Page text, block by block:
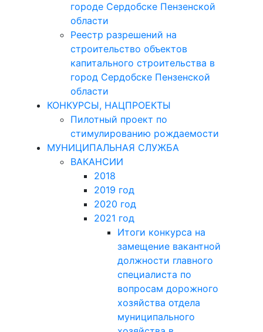
городе Сердобске Пензенской
области
Реестр разрешений на
строительство объектов
капитального строительства в
город Сердобске Пензенской
области
КОНКУРСЫ, НАЦПРОЕКТЫ
Пилотный проект по
стимулированию рождаемости
МУНИЦИПАЛЬНАЯ СЛУЖБА
ВАКАНСИИ
2018
2019 год
2020 год
2021 год
Итоги конкурса на
замещение вакантной
должности главного
специалиста по
вопросам дорожного
хозяйства отдела
муниципального